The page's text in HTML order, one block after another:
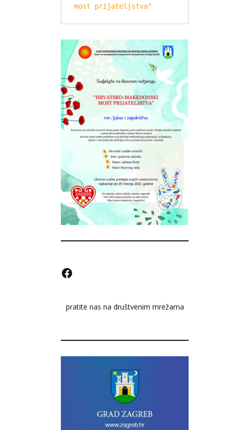
most prijateljstva"
a
e
pratite nas na društvenim mrežama